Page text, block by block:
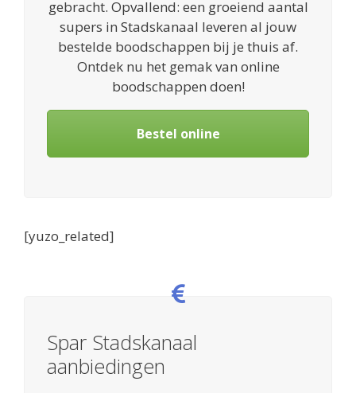
gebracht. Opvallend: een groeiend aantal
supers in Stadskanaal leveren al jouw
bestelde boodschappen bij je thuis af.
Ontdek nu het gemak van online
boodschappen doen!
Bestel online
[yuzo_related]
Spar Stadskanaal
aanbiedingen